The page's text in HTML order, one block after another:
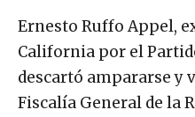
Ernesto Ruffo Appel,
California por el
descartó ampararse y
Fiscalía General de la